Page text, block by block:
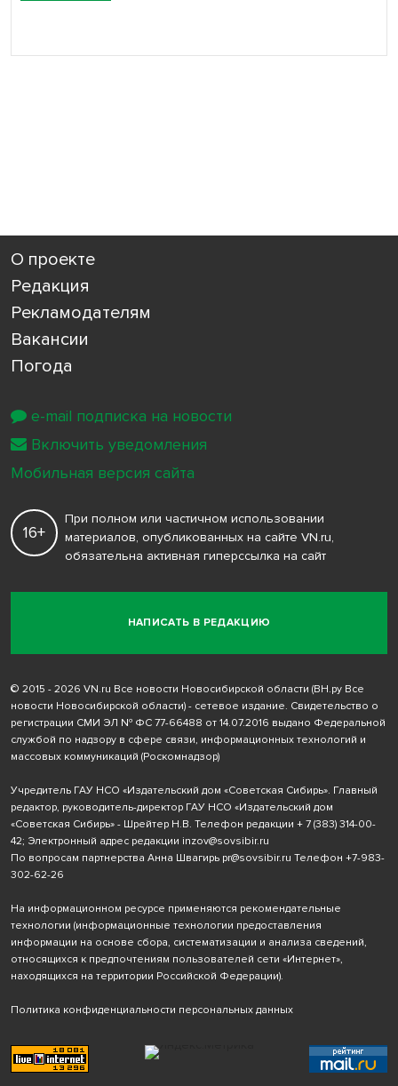
О проекте
Редакция
Рекламодателям
Вакансии
Погода
НАПИСАТЬ В РЕДАКЦИЮ
16+
При полном или частичном использовании
материалов, опубликованных на сайте VN.ru,
обязательна активная гиперссылка на сайт
© 2015 - 2026 VN.ru Все новости Новосибирской области (ВН.ру Все
новости Новосибирской области) - сетевое издание. Свидетельство о
регистрации СМИ ЭЛ № ФС 77-66488 от 14.07.2016 выдано Федеральной
службой по надзору в сфере связи, информационных технологий и
массовых коммуникаций (Роскомнадзор)
Учредитель ГАУ НСО «Издательский дом «Советская Сибирь». Главный
редактор, руководитель-директор ГАУ НСО «Издательский дом
«Советская Сибирь» - Шрейтер Н.В. Телефон редакции + 7 (383) 314-00-
42; Электронный адрес редакции inzov@sovsibir.ru
По вопросам партнерства Анна Швагирь pr@sovsibir.ru Телефон +7-983-
302-62-26
На информационном ресурсе применяются рекомендательные
технологии (информационные технологии предоставления
информации на основе сбора, систематизации и анализа сведений,
относящихся к предпочтениям пользователей сети «Интернет»,
находящихся на территории Российской Федерации).
Политика конфиденциальности персональных данных
e-mail подписка на новости
Включить уведомления
Мобильная версия сайта